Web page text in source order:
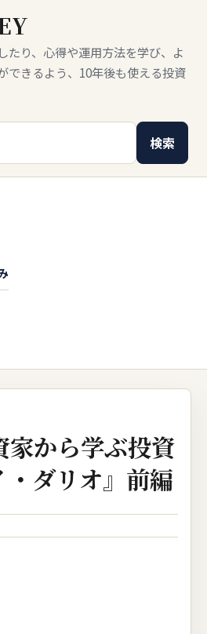
たり、心得や運用方法を学び、よ
できるよう、10年後も使える投資
検索
家から学ぶ投資
・ダリオ』前編